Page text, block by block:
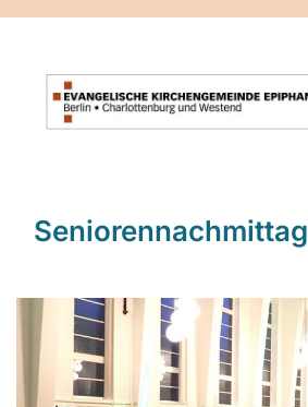
Seniorennachmittag